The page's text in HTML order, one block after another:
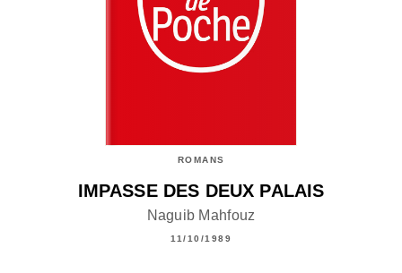
ROMANS
IMPASSE DES DEUX PALAIS
Naguib Mahfouz
11/10/1989